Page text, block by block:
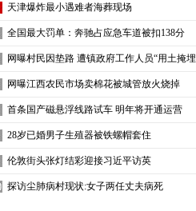
天津爆炸最小遇难者海葬现场
全国最大罚单：奔驰占应急车道被扣138分
网曝村民因垫路 遭镇政府工作人员“用土掩埋”
网曝江西农民市场卖棉花被城管放火烧掉
首条国产磁悬浮线路试车 明年将开通运营
28岁已婚男子生殖器被铁螺帽套住
伦敦街头张灯结彩迎接习近平访英
探访尘肺病村现状:女子两任丈夫病死